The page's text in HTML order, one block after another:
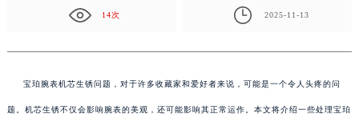
14次 2025-11-13
宝珀腕表机芯生锈问题，对于许多收藏家和爱好者来说，可能是一个令人头疼的问
题。机芯生锈不仅会影响腕表的美观，还可能影响其正常运作。本文将介绍一些处理宝珀